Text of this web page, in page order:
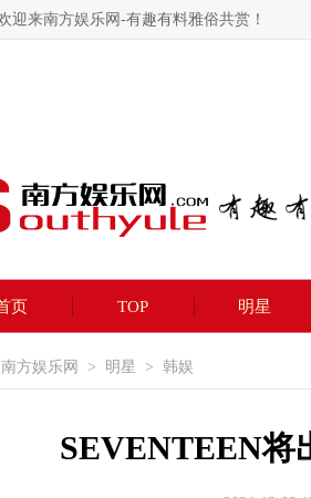
迎来南方娱乐网-有趣有料雅俗共赏！
页 TOP 明星
南方娱乐网 > 明星 > 韩娱
SEVENTEEN将